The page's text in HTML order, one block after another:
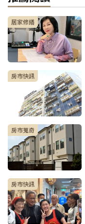
居家修繕
房市快訊
房市蒐奇
房市快訊